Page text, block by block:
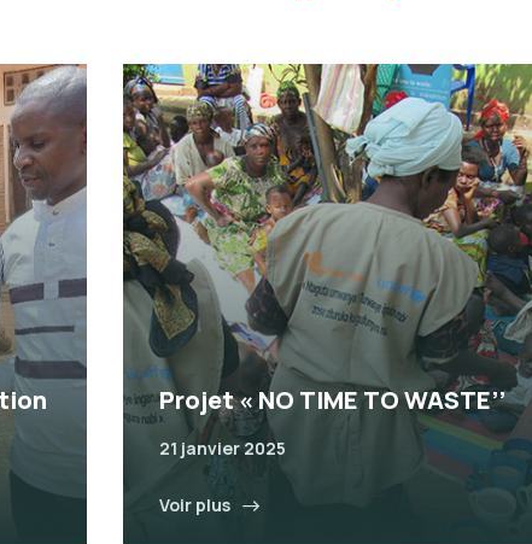
Projet « NO TIME TO WASTE’’
21 janvier 2025
Voir plus